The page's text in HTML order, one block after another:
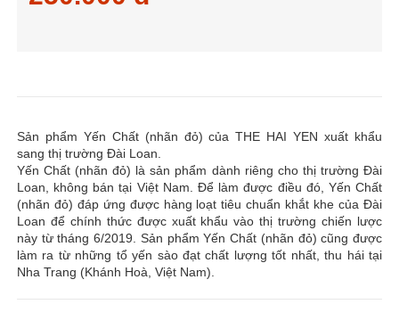
Sản phẩm Yến Chất (nhãn đỏ) của THE HAI YEN xuất khẩu
sang thị trường Đài Loan.
Yến Chất (nhãn đỏ) là sản phẩm dành riêng cho thị trường Đài
Loan, không bán tại Việt Nam. Để làm được điều đó, Yến Chất
(nhãn đỏ) đáp ứng được hàng loạt tiêu chuẩn khắt khe của Đài
Loan để chính thức được xuất khẩu vào thị trường chiến lược
này từ tháng 6/2019. Sản phẩm Yến Chất (nhãn đỏ) cũng được
làm ra từ những tổ yến sào đạt chất lượng tốt nhất, thu hái tại
Nha Trang (Khánh Hoà, Việt Nam).